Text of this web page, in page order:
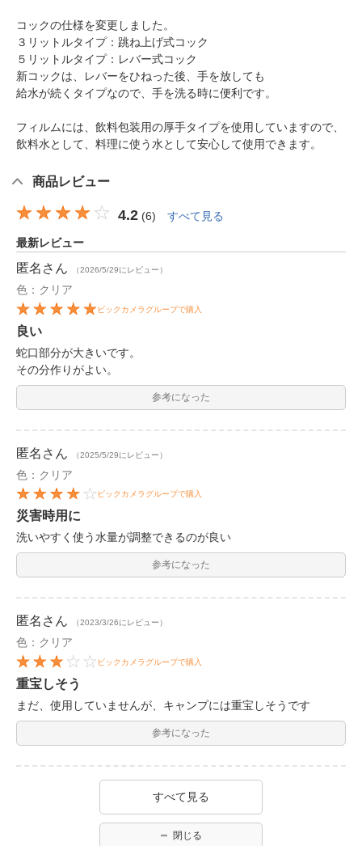
コックの仕様を変更しました。
３リットルタイプ：跳ね上げ式コック
５リットルタイプ：レバー式コック
新コックは、レバーをひねった後、手を放しても
給水が続くタイプなので、手を洗る時に便利です。
フィルムには、飲料包装用の厚手タイプを使用していますので、
飲料水として、料理に使う水として安心して使用できます。
商品レビュー
4.2 (6) すべて見る
最新レビュー
匿名 さん （2026/5/29にレビュー）
色：クリア
ビックカメラグループで購入
良い
蛇口部分が大きいです。
その分作りがよい。
参考になった
匿名 さん （2025/5/29にレビュー）
色：クリア
ビックカメラグループで購入
災害時用に
洗いやすく使う水量が調整できるのが良い
参考になった
匿名 さん （2023/3/26にレビュー）
色：クリア
ビックカメラグループで購入
重宝しそう
まだ、使用していませんが、キャンプには重宝しそうです
参考になった
すべて見る
閉じる